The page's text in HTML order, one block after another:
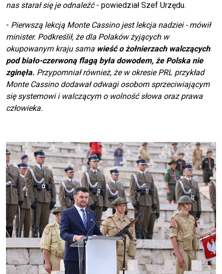
nas starał się je odnaleźć- powiedział Szef Urzędu.
- Pierwszą lekcją Monte Cassino jest lekcja nadziei - mówił
minister. Podkreślił, że dla Polaków żyjących w
okupowanym kraju sama wieść o żołnierzach walczących
pod biało-czerwoną flagą była dowodem, że Polska nie
zginęła. Przypomniał również, że w okresie PRL przykład
Monte Cassino dodawał odwagi osobom sprzeciwiającym
się systemowi i walczącym o wolność słowa oraz prawa
człowieka.